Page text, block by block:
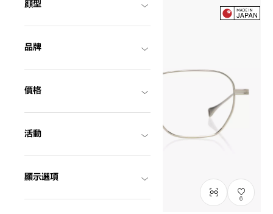
顔型
品牌
價格
活動
顯示選項
6